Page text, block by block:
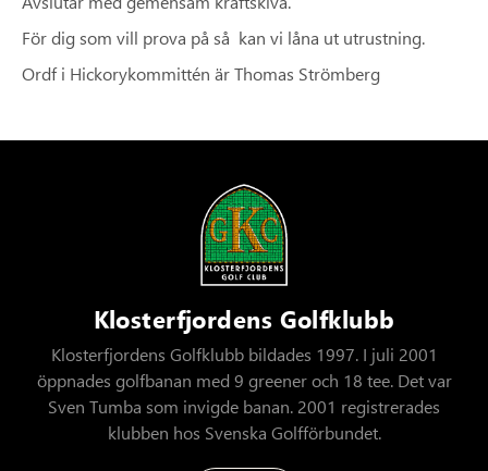
För dig som vill prova på så kan vi låna ut utrustning.
Ordf i Hickorykommittén är Thomas Strömberg
Klosterfjordens Golfklubb
Klosterfjordens Golfklubb bildades 1997. I juli 2001
öppnades golfbanan med 9 greener och 18 tee. Det var
Sven Tumba som invigde banan. 2001 registrerades
klubben hos Svenska Golfförbundet.